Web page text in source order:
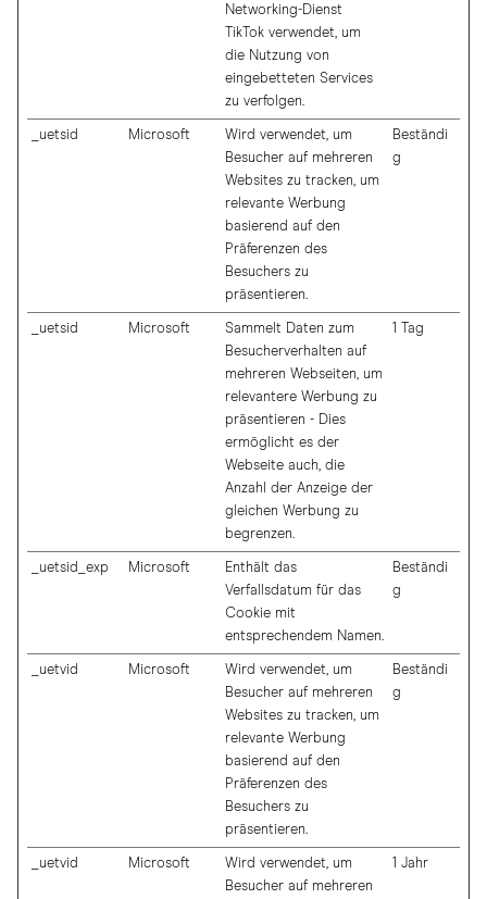
Networking-Dienst
TikTok verwendet, um
die Nutzung von
eingebetteten Services
zu verfolgen.
_uetsid Microsoft
Wird verwendet, um
Besucher auf mehreren
Websites zu tracken, um
relevante Werbung
basierend auf den
Präferenzen des
Besuchers zu
präsentieren.
Beständi
g
_uetsid Microsoft
Sammelt Daten zum
Besucherverhalten auf
mehreren Webseiten, um
relevantere Werbung zu
präsentieren - Dies
ermöglicht es der
Webseite auch, die
Anzahl der Anzeige der
gleichen Werbung zu
begrenzen.
1 Tag
_uetsid_exp Microsoft
Enthält das
Verfallsdatum für das
Cookie mit
entsprechendem Namen.
Beständi
g
_uetvid Microsoft
Wird verwendet, um
Besucher auf mehreren
Websites zu tracken, um
relevante Werbung
basierend auf den
Präferenzen des
Besuchers zu
präsentieren.
Beständi
g
_uetvid Microsoft
Wird verwendet, um
Besucher auf mehreren
1 Jahr